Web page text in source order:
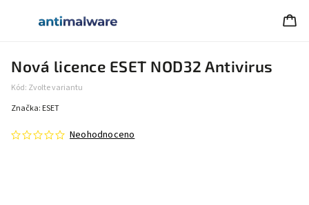
Nová licence ESET NOD32 Antivirus
Kód: Zvolte variantu
Neohodnoceno
Značka: ESET